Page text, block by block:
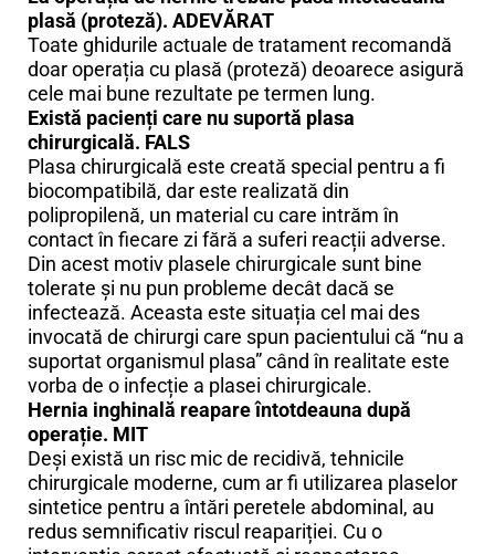
plasă (proteză). ADEVĂRAT
Toate ghidurile actuale de tratament recomandă
doar operația cu plasă (proteză) deoarece asigură
cele mai bune rezultate pe termen lung.
Există pacienți care nu suportă plasa
chirurgicală. FALS
Plasa chirurgicală este creată special pentru a fi
biocompatibilă, dar este realizată din
polipropilenă, un material cu care intrăm în
contact în fiecare zi fără a suferi reacții adverse.
Din acest motiv plasele chirurgicale sunt bine
tolerate și nu pun probleme decât dacă se
infectează. Aceasta este situația cel mai des
invocată de chirurgi care spun pacientului că “nu a
suportat organismul plasa” când în realitate este
vorba de o infecție a plasei chirurgicale.
Hernia inghinală reapare întotdeauna după
operație. MIT
Deși există un risc mic de recidivă, tehnicile
chirurgicale moderne, cum ar fi utilizarea plaselor
sintetice pentru a întări peretele abdominal, au
redus semnificativ riscul reapariției. Cu o